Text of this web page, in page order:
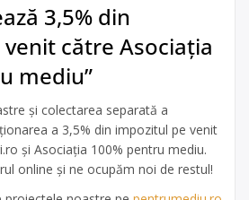
3,5% din
către Asociația
mediu”
și colectarea separată a
a 3,5% din impozitul pe venit
și Asociația 100% pentru mediu.
online și ne ocupăm noi de restul!